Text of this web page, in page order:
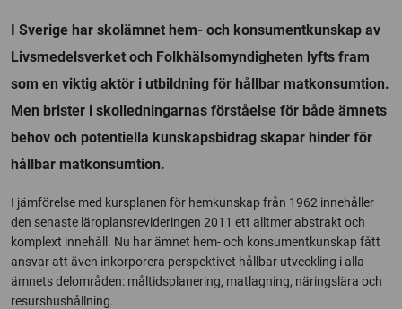
I Sverige har skolämnet hem- och konsumentkunskap av
Livsmedelsverket och Folkhälsomyndigheten lyfts fram
som en viktig aktör i utbildning för hållbar matkonsumtion.
Men brister i skolledningarnas förståelse för både ämnets
behov och potentiella kunskapsbidrag skapar hinder för
hållbar matkonsumtion.
I jämförelse med kursplanen för hemkunskap från 1962 innehåller
den senaste läroplansrevideringen 2011 ett alltmer abstrakt och
komplext innehåll. Nu har ämnet hem- och konsumentkunskap fått
ansvar att även inkorporera perspektivet hållbar utveckling i alla
ämnets delområden: måltidsplanering, matlagning, näringslära och
resurshushållning.